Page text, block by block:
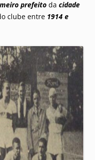
prefeito da cidade
clube entre 1914 e